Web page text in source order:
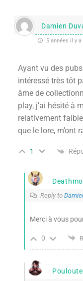
Damien
5 années il y a
Ayant vu des
intéressé très tôt
âme de
play, j’ai hésité à
relativement
que le lore, m’ont
1
Reply to
Merci à vous
0
Pouloute